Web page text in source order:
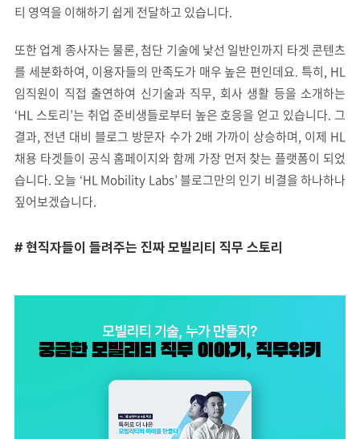
티 영역을 이해하기 쉽게 전달하고 있습니다.
또한 업계 종사자는 물론, 첨단 기술에 낯선 일반인까지 타겟 콘텐츠
를 세분화하여, 이용자들의 만족도가 매우 높은 편인데요. 특히, HL
임직원이 직접 출연하여 신기술과 직무, 회사 생활 등을 소개하는
‘HL 스토리’는 취업 준비생들로부터 높은 호응을 얻고 있습니다. 그
결과, 전년 대비 블로그 방문자 수가 2배 가까이 상승하며, 이제 HL
채용 타겟들이 공식 홈페이지와 함께 가장 먼저 찾는 플랫폼이 되었
습니다. 오늘 ‘HL Mobility Labs’ 블로그만의 인기 비결을 하나하나
짚어보겠습니다.
#현직자들이 들려주는 진짜 모빌리티 직무 스토리